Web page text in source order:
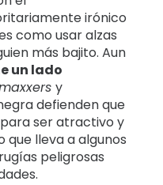
irónico
como usar alzas
más bajito. Aun
un lado
y
defienden que
ser atractivo y
que lleva a algunos
peligrosas